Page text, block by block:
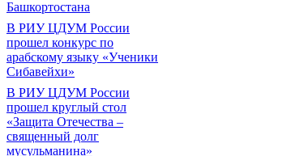
Башкортостана
В РИУ ЦДУМ России
прошел конкурс по
арабскому языку «Ученики
Сибавейхи»
В РИУ ЦДУМ России
прошел круглый стол
«Защита Отечества –
священный долг
мусульманина»